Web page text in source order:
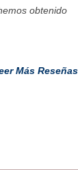
obtenido
Más Reseñas